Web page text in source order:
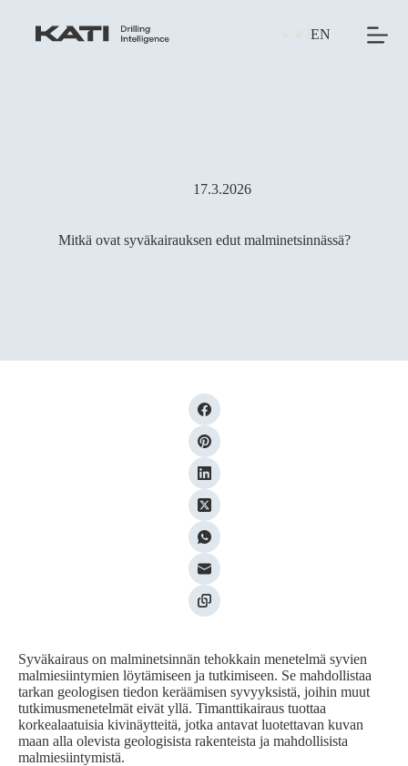
content
EN
17.3.2026
Mitkä ovat syväkairauksen edut malminetsinnässä?
Syväkairaus on malminetsinnän tehokkain menetelmä syvien
malmiesiintymien löytämiseen ja tutkimiseen. Se mahdollistaa
tarkan geologisen tiedon keräämisen syvyyksistä, joihin muut
tutkimusmenetelmät eivät yllä. Timanttikairaus tuottaa
korkealaatuisia kivinäytteitä, jotka antavat luotettavan kuvan
maan alla olevista geologisista rakenteista ja mahdollisista
malmiesiintymistä.